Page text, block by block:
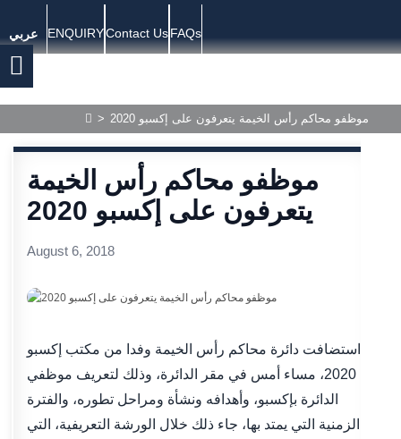
عربي ENQUIRYContact UsFAQs
> موظفو محاكم رأس الخيمة يتعرفون على إكسبو 2020
موظفو محاكم رأس الخيمة
يتعرفون على إكسبو 2020
August 6, 2018
استضافت دائرة محاكم رأس الخيمة وفدا من مكتب إكسبو
2020، مساء أمس في مقر الدائرة، وذلك لتعريف موظفي
الدائرة بإكسبو، وأهدافه ونشأة ومراحل تطوره، والفترة
الزمنية التي يمتد بها، جاء ذلك خلال الورشة التعريفية، التي